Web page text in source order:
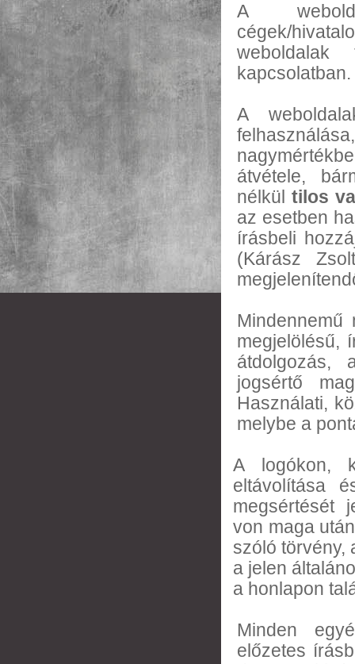
A
cégek/
weboldalak
kapcsolatban.
A
átvétele,
nélkül tilos
az esetben
írásbeli
(Kárász
Mindennemű
megjelölésű,
átdolgozás,
jogsértő
Használati,
melybe a
A logókon,
eltávolítása
megsértését
von maga
szóló törvény,
a jelen
a honlapon
Minden
előzetes